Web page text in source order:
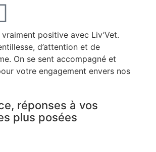
positive avec Liv’Vet.
d’attention et de
On se sent accompagné et
votre engagement envers nos
réponses à vos
plus posées